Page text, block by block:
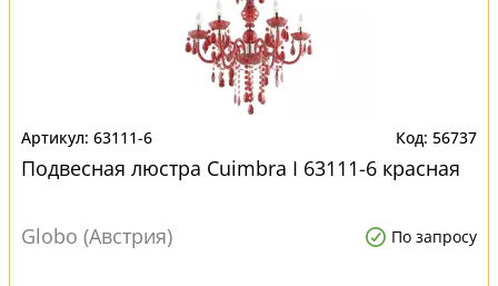
63111-6 56737
Подвесная люстра Cuimbra I 63111-6 красная
Globo (Австрия) По запросу